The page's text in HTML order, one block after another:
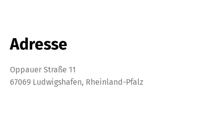
Adresse
Oppauer Straße 11
67069 Ludwigshafen, Rheinland-Pfalz